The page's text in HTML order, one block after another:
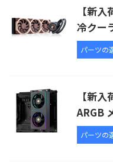
【新
冷クー
パーツの
【新
ARGB
パーツの